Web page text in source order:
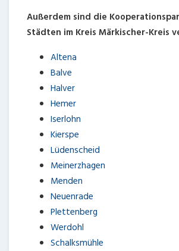
Außerdem sind die
Städten im Kreis Märkischer-Kreis
Altena
Balve
Halver
Hemer
Iserlohn
Kierspe
Lüdenscheid
Meinerzhagen
Menden
Neuenrade
Plettenberg
Werdohl
Schalksmühle